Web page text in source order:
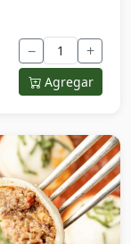
− +
Agregar